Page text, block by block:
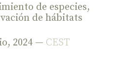
de especies,
de hábitats
2024 — CEST